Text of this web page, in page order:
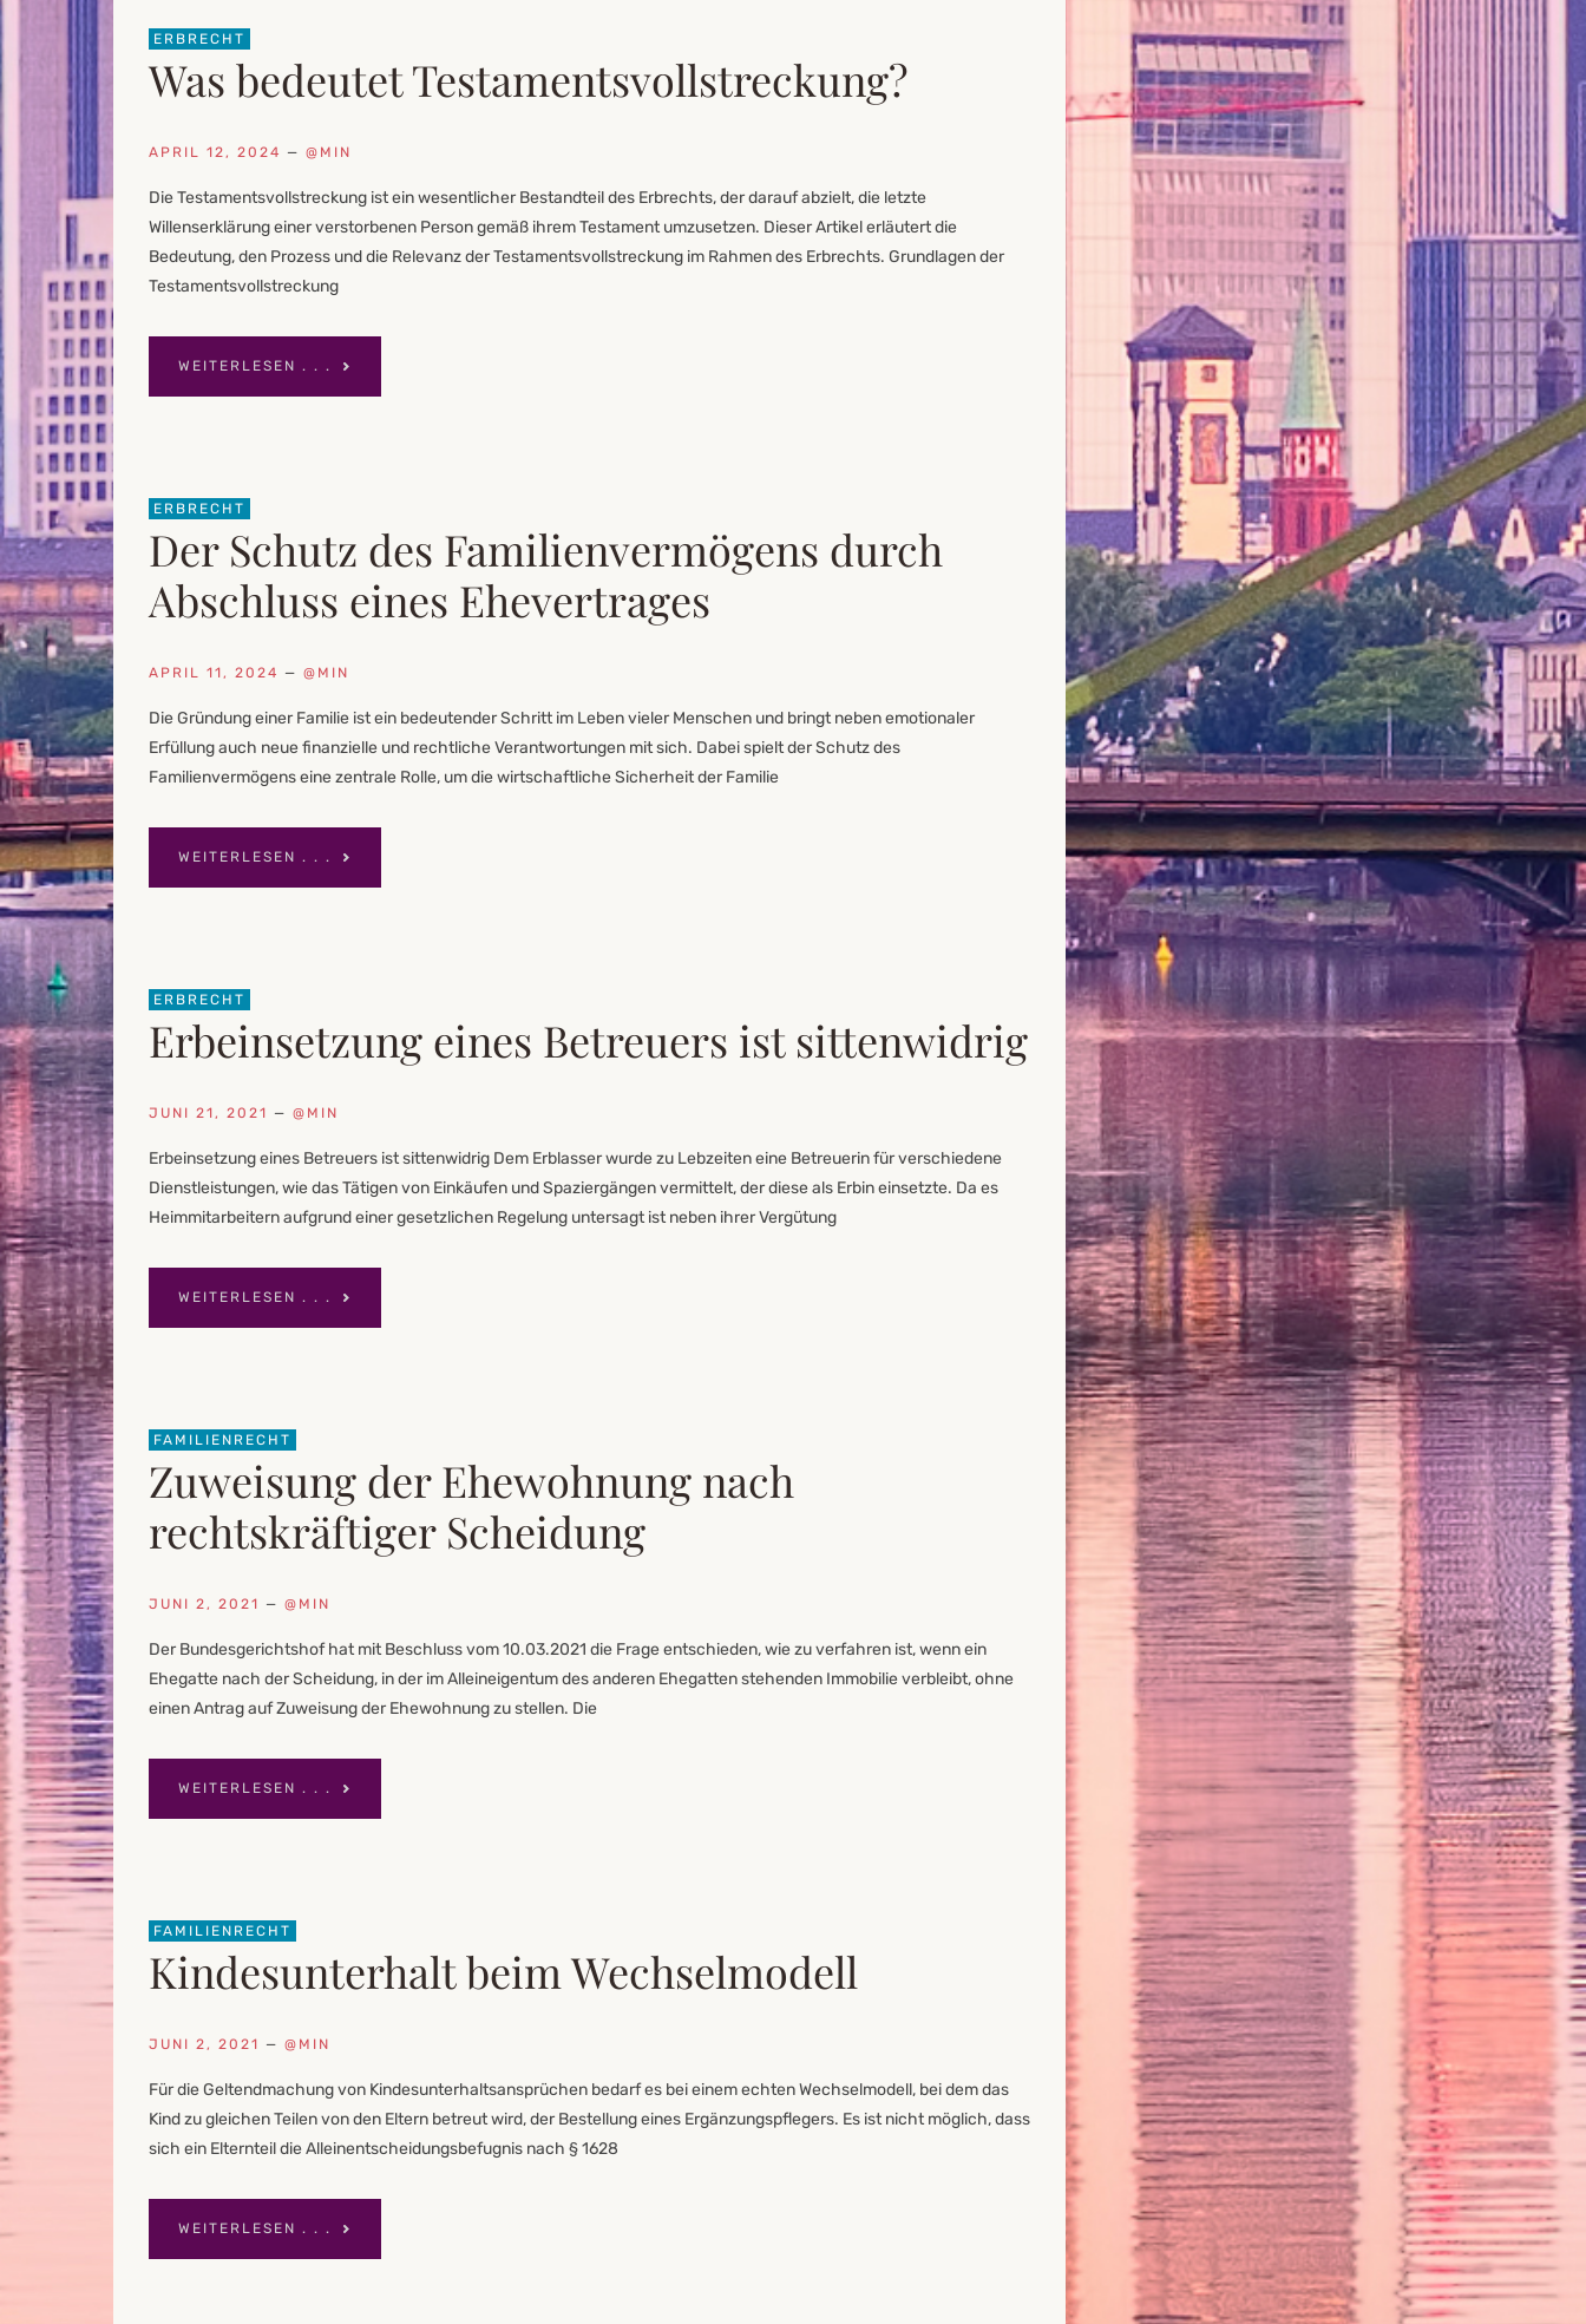
ERBRECHT
Was bedeutet Testamentsvollstreckung?
APRIL 12, 2024 — @MIN
Die Testamentsvollstreckung ist ein wesentlicher Bestandteil des Erbrechts, der darauf abzielt, die letzte
Willenserklärung einer verstorbenen Person gemäß ihrem Testament umzusetzen. Dieser Artikel erläutert die
Bedeutung, den Prozess und die Relevanz der Testamentsvollstreckung im Rahmen des Erbrechts. Grundlagen der
Testamentsvollstreckung
WEITERLESEN . . .
ERBRECHT
Der Schutz des Familienvermögens durch
Abschluss eines Ehevertrages
APRIL 11, 2024 — @MIN
Die Gründung einer Familie ist ein bedeutender Schritt im Leben vieler Menschen und bringt neben emotionaler
Erfüllung auch neue finanzielle und rechtliche Verantwortungen mit sich. Dabei spielt der Schutz des
Familienvermögens eine zentrale Rolle, um die wirtschaftliche Sicherheit der Familie
WEITERLESEN . . .
ERBRECHT
Erbeinsetzung eines Betreuers ist sittenwidrig
JUNI 21, 2021 — @MIN
Erbeinsetzung eines Betreuers ist sittenwidrig Dem Erblasser wurde zu Lebzeiten eine Betreuerin für verschiedene
Dienstleistungen, wie das Tätigen von Einkäufen und Spaziergängen vermittelt, der diese als Erbin einsetzte. Da es
Heimmitarbeitern aufgrund einer gesetzlichen Regelung untersagt ist neben ihrer Vergütung
WEITERLESEN . . .
FAMILIENRECHT
Zuweisung der Ehewohnung nach
rechtskräftiger Scheidung
JUNI 2, 2021 — @MIN
Der Bundesgerichtshof hat mit Beschluss vom 10.03.2021 die Frage entschieden, wie zu verfahren ist, wenn ein
Ehegatte nach der Scheidung, in der im Alleineigentum des anderen Ehegatten stehenden Immobilie verbleibt, ohne
einen Antrag auf Zuweisung der Ehewohnung zu stellen. Die
WEITERLESEN . . .
FAMILIENRECHT
Kindesunterhalt beim Wechselmodell
JUNI 2, 2021 — @MIN
Für die Geltendmachung von Kindesunterhaltsansprüchen bedarf es bei einem echten Wechselmodell, bei dem das
Kind zu gleichen Teilen von den Eltern betreut wird, der Bestellung eines Ergänzungspflegers. Es ist nicht möglich, dass
sich ein Elternteil die Alleinentscheidungsbefugnis nach § 1628
WEITERLESEN . . .